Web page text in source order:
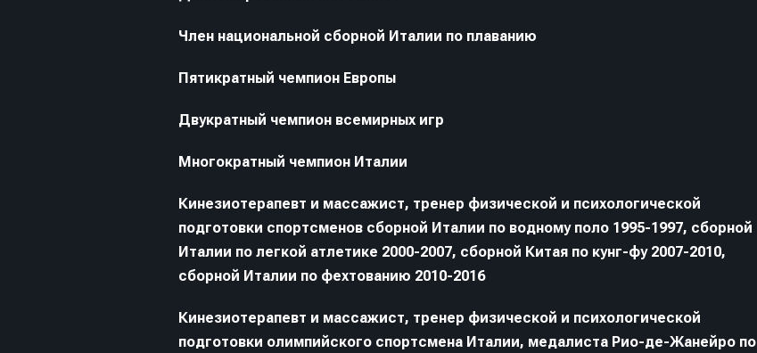
Член национальной сборной Италии по плаванию
Пятикратный чемпион Европы
Двукратный чемпион всемирных игр
Многократный чемпион Италии
Кинезиотерапевт и массажист, тренер физической и психологической
подготовки спортсменов сборной Италии по водному поло 1995-1997, сборной
Италии по легкой атлетике 2000-2007, сборной Китая по кунг-фу 2007-2010,
сборной Италии по фехтованию 2010-2016
Кинезиотерапевт и массажист, тренер физической и психологической
подготовки олимпийского спортсмена Италии, медалиста Рио-де-Жанейро по